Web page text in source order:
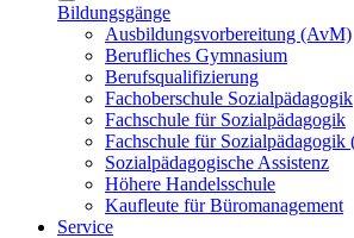
Bildungsgänge
Ausbildungsvorbereitung (AvM)
Berufliches Gymnasium
Berufsqualifizierung
Fachoberschule Sozialpädagogik
Fachschule für Sozialpädagogik
Fachschule für Sozialpädagogik
Sozialpädagogische Assistenz
Höhere Handelsschule
Kaufleute für Büromanagement
Service